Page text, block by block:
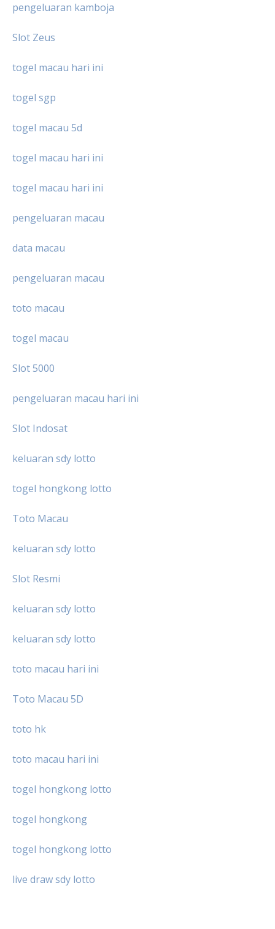
pengeluaran kamboja
Slot Zeus
togel macau hari ini
togel sgp
togel macau 5d
togel macau hari ini
togel macau hari ini
pengeluaran macau
data macau
pengeluaran macau
toto macau
togel macau
Slot 5000
pengeluaran macau hari ini
Slot Indosat
keluaran sdy lotto
togel hongkong lotto
Toto Macau
keluaran sdy lotto
Slot Resmi
keluaran sdy lotto
keluaran sdy lotto
toto macau hari ini
Toto Macau 5D
toto hk
toto macau hari ini
togel hongkong lotto
togel hongkong
togel hongkong lotto
live draw sdy lotto